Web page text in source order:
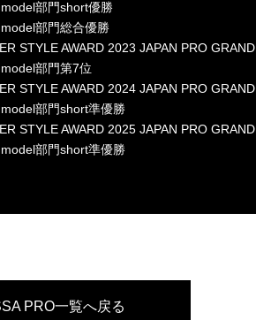
部門short優勝
部門総合優勝
STYLE AWARD 2023 JAPAN PRO
部門第7位
STYLE AWARD 2024 JAPAN PRO
部門short準優勝
STYLE AWARD 2025 JAPAN PRO
部門short準優勝
PRO一覧へ戻る